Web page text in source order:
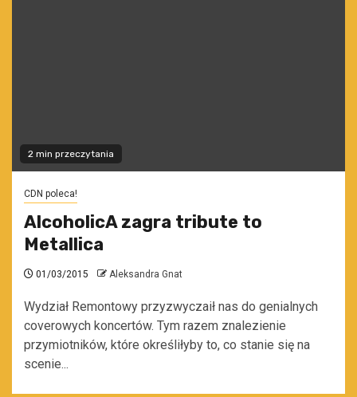
2 min przeczytania
CDN poleca!
AlcoholicA zagra tribute to
Metallica
01/03/2015 Aleksandra Gnat
Wydział Remontowy przyzwyczaił nas do genialnych
coverowych koncertów. Tym razem znalezienie
przymiotników, które określiłyby to, co stanie się na
scenie...